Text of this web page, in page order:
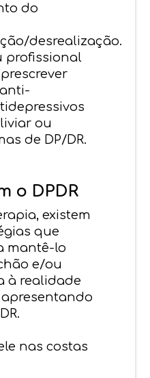
do
desrealização.
profissional
ou
de DP/DR.
o DPDR
existem
que
mantê-lo
e/ou
à realidade
nas costas